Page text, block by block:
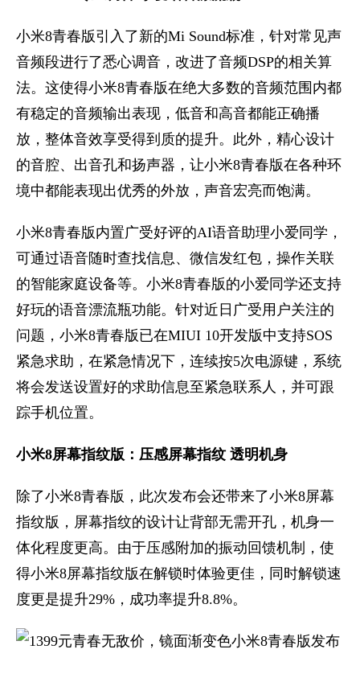
小米8青春版引入了新的Mi Sound标准，针对常见声
音频段进行了悉心调音，改进了音频DSP的相关算
法。这使得小米8青春版在绝大多数的音频范围内都
有稳定的音频输出表现，低音和高音都能正确播
放，整体音效享受得到质的提升。此外，精心设计
的音腔、出音孔和扬声器，让小米8青春版在各种环
境中都能表现出优秀的外放，声音宏亮而饱满。
小米8青春版内置广受好评的AI语音助理小爱同学，
可通过语音随时查找信息、微信发红包，操作关联
的智能家庭设备等。小米8青春版的小爱同学还支持
好玩的语音漂流瓶功能。针对近日广受用户关注的
问题，小米8青春版已在MIUI 10开发版中支持SOS
紧急求助，在紧急情况下，连续按5次电源键，系统
将会发送设置好的求助信息至紧急联系人，并可跟
踪手机位置。
小米8屏幕指纹版：压感屏幕指纹 透明机身
除了小米8青春版，此次发布会还带来了小米8屏幕
指纹版，屏幕指纹的设计让背部无需开孔，机身一
体化程度更高。由于压感附加的振动回馈机制，使
得小米8屏幕指纹版在解锁时体验更佳，同时解锁速
度更是提升29%，成功率提升8.8%。